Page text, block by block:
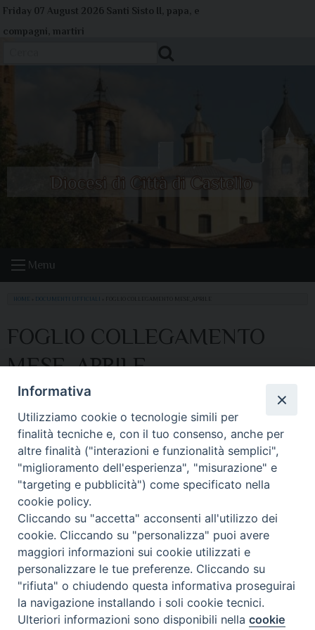
Skip
Friday 07 August 2026 Santi Sisto II, papa, e
compagni, martiri
Menu
HOME DOCUMENTI UFFICIALI
FOGLIO COLLEGAMENTO
MESE_APRILE
Foglio aprile.pdf
© 2021 Diocesi di Città di Castello.
Preferenze Cookie
Informativa
Utilizziamo cookie o tecnologie simili per
finalità tecniche e, con il tuo consenso, anche per
altre finalità ("interazioni e funzionalità semplici",
"miglioramento dell'esperienza", "misurazione" e
"targeting e pubblicità") come specificato nella
cookie policy.
Cliccando su "accetta" acconsenti all'utilizzo dei
cookie. Cliccando su "personalizza" puoi avere
maggiori informazioni sui cookie utilizzati e
personalizzare le tue preferenze. Cliccando su
"rifiuta" o chiudendo questa informativa proseguirai
la navigazione installando i soli cookie tecnici.
Ulteriori informazioni sono disponibili nellacookie